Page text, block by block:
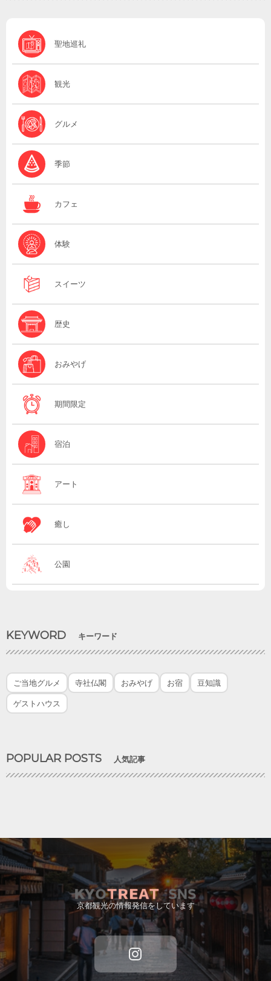
聖地巡礼
観光
グルメ
季節
カフェ
体験
スイーツ
歴史
おみやげ
期間限定
宿泊
アート
癒し
公園
KEYWORD キーワード
ご当地グルメ 寺社仏閣 おみやげ お宿 豆知識
ゲストハウス
POPULAR POSTS 人気記事
京都観光の情報発信をしています